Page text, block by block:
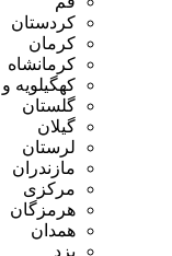
کردستان
کرمان
کرمانشاه
کهگیلویه و
گلستان
گیلان
لرستان
مازندران
مرکزی
هرمزگان
همدان
یزد